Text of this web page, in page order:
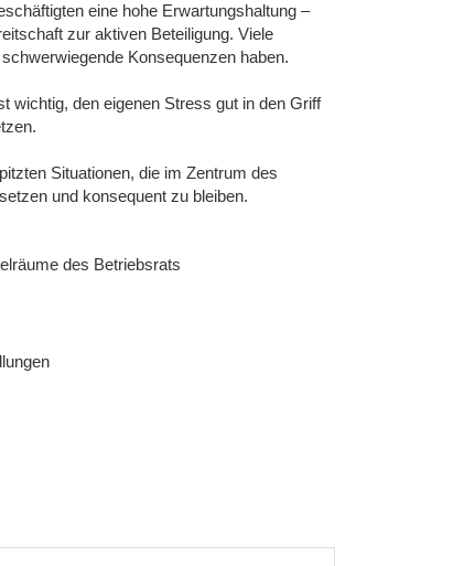
eine hohe Erwartungshaltung –
zur aktiven Beteiligung. Viele
Konsequenzen haben.
wichtig, den eigenen Stress gut in den Griff
Situationen, die im Zentrum des
und konsequent zu bleiben.
des Betriebsrats